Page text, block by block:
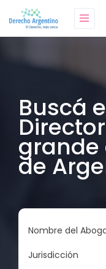
Buscá
grande
de
Nombre del
Jurisdicción